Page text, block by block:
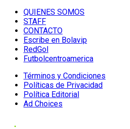
QUIENES SOMOS
STAFF
CONTACTO
Escribe en Bolavip
RedGol
Futbolcentroamerica
Términos y Condiciones
Políticas de Privacidad
Política Editorial
Ad Choices